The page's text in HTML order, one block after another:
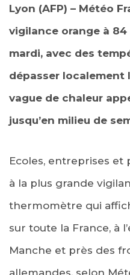
Lyon (AFP) – Météo
vigilance orange à
mardi, avec des
dépasser localement
vague de chaleur
jusqu’en milieu de
Ecoles, entreprises et
à la plus grande
thermomètre qui
sur toute la France, à
Manche et près des
allemandes, selon